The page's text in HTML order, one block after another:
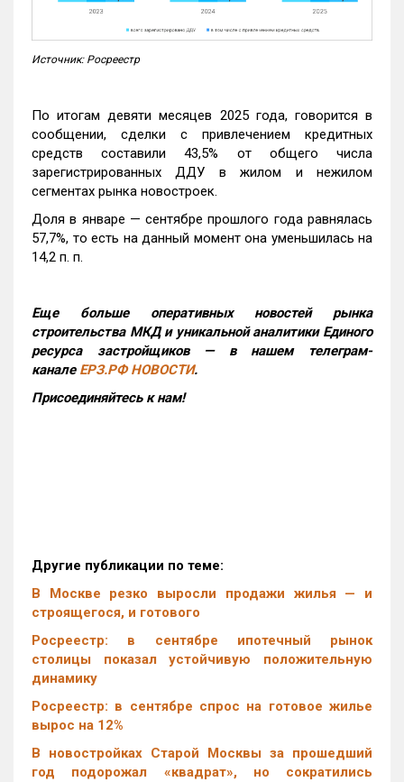
Источник: Росреестр
По итогам девяти месяцев 2025 года, говорится в
сообщении, сделки с привлечением кредитных
средств составили 43,5% от общего числа
зарегистрированных ДДУ в жилом и нежилом
сегментах рынка новостроек.
Доля в январе — сентябре прошлого года равнялась
57,7%, то есть на данный момент она уменьшилась на
14,2 п. п.
Еще больше оперативных новостей рынка
строительства МКД и уникальной аналитики Единого
ресурса застройщиков — в нашем телеграм-
канале ЕРЗ.РФ НОВОСТИ.
Присоединяйтесь к нам!
Другие публикации по теме:
В Москве резко выросли продажи жилья — и
строящегося, и готового
Росреестр: в сентябре ипотечный рынок
столицы показал устойчивую положительную
динамику
Росреестр: в сентябре спрос на готовое жилье
вырос на 12%
В новостройках Старой Москвы за прошедший
год подорожал «квадрат», но сократились